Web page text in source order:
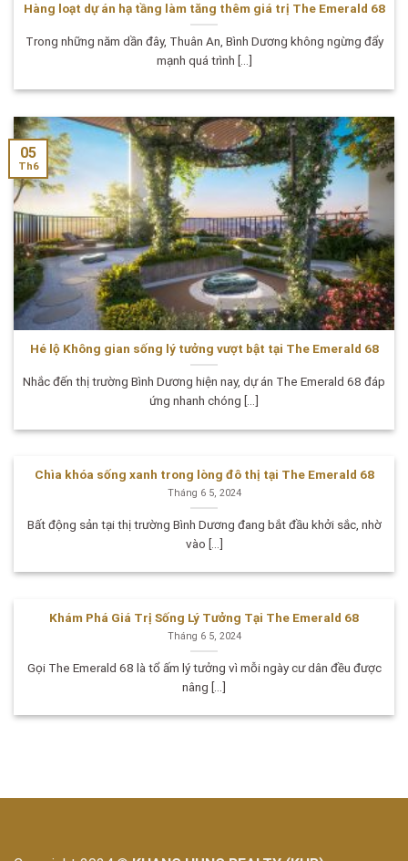
Hàng loạt dự án hạ tầng làm tăng thêm giá trị The Emerald 68
Trong những năm dần đây, Thuân An, Bình Dương không ngừng đẩy
mạnh quá trình [...]
Hé lộ Không gian sống lý tưởng vượt bật tại The Emerald 68
Nhắc đến thị trường Bình Dương hiện nay, dự án The Emerald 68 đáp
ứng nhanh chóng [...]
05
Th6
Chìa khóa sống xanh trong lòng đô thị tại The Emerald 68
Tháng 6 5, 2024
Bất động sản tại thị trường Bình Dương đang bắt đầu khởi sắc, nhờ
vào [...]
Khám Phá Giá Trị Sống Lý Tưởng Tại The Emerald 68
Tháng 6 5, 2024
Gọi The Emerald 68 là tổ ấm lý tưởng vì mỗi ngày cư dân đều được
nâng [...]